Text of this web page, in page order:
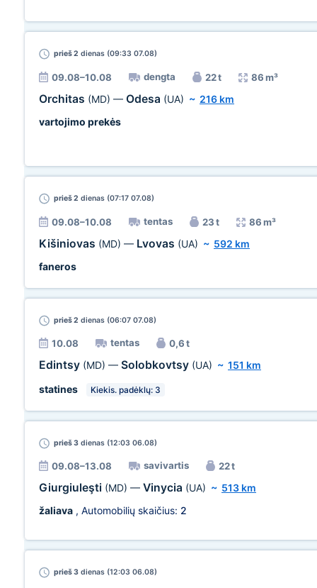
prieš 2 dienas (09:33 07.08)
09.08–10.08 dengta 22 t 86 m³
Orchitas (MD) — Odesa (UA) ~ 216 km
vartojimo prekės
prieš 2 dienas (07:17 07.08)
09.08–10.08 tentas 23 t 86 m³
Kišiniovas (MD) — Lvovas (UA) ~ 592 km
faneros
prieš 2 dienas (06:07 07.08)
10.08 tentas 0,6 t
Edintsy (MD) — Solobkovtsy (UA) ~ 151 km
statines
Kiekis. padėklų: 3
prieš 3 dienas (12:03 06.08)
09.08–13.08 savivartis 22 t
Giurgiuleşti (MD) — Vinycia (UA) ~ 513 km
žaliava , Automobilių skaičius: 2
prieš 3 dienas (12:03 06.08)